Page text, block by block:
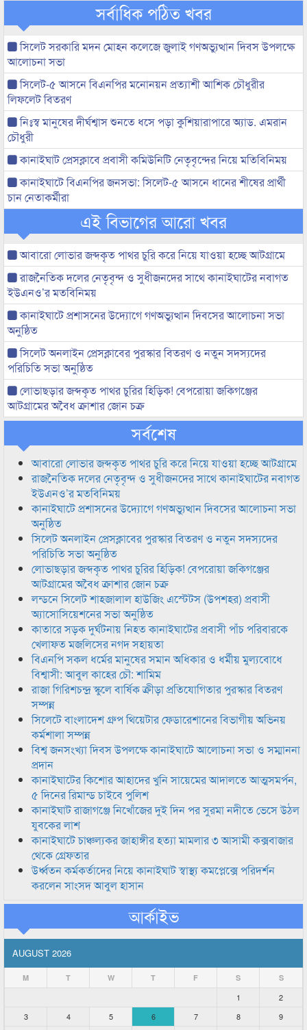
সর্বাধিক পঠিত খবর
সিলেট সরকারি মদন মোহন কলেজে জুলাই গণঅভ্যুত্থান দিবস উপলক্ষে
আলোচনা সভা
সিলেট-৫ আসনে বিএনপির মনোনয়ন প্রত্যাশী আশিক চৌধুরীর
লিফলেট বিতরণ
নিঃস্ব মানুষের দীর্ঘশ্বাস শুনতে ধসে পড়া কুশিয়ারাপারে অ্যাড. এমরান
চৌধুরী
কানাইঘাট প্রেসক্লাবে প্রবাসী কমিউনিটি নেতৃবৃন্দের নিয়ে মতিবিনিময়
কানাইঘাটে বিএনপির জনসভা: সিলেট-৫ আসনে ধানের শীষের প্রার্থী
চান নেতাকর্মীরা
এই বিভাগের আরো খবর
আবারো লোভার জব্দকৃত পাথর চুরি করে নিয়ে যাওয়া হচ্ছে আটগ্রামে
রাজনৈতিক দলের নেতৃবৃন্দ ও সুধীজনদের সাথে কানাইঘাটের নবাগত
ইউএনও’র মতবিনিময়
কানাইঘাটে প্রশাসনের উদ্যোগে গণঅভ্যুত্থান দিবসের আলোচনা সভা
অনুষ্ঠিত
সিলেট অনলাইন প্রেসক্লাবের পুরস্কার বিতরণ ও নতুন সদস্যদের
পরিচিতি সভা অনুষ্ঠিত
লোভাছড়ার জব্দকৃত পাথর চুরির হিড়িক! বেপরোয়া জকিগঞ্জের
আটগ্রামের অবৈধ ক্রাশার জোন চক্র
সর্বশেষ
আবারো লোভার জব্দকৃত পাথর চুরি করে নিয়ে যাওয়া হচ্ছে আটগ্রামে
রাজনৈতিক দলের নেতৃবৃন্দ ও সুধীজনদের সাথে কানাইঘাটের নবাগত
ইউএনও’র মতবিনিময়
কানাইঘাটে প্রশাসনের উদ্যোগে গণঅভ্যুত্থান দিবসের আলোচনা সভা
অনুষ্ঠিত
সিলেট অনলাইন প্রেসক্লাবের পুরস্কার বিতরণ ও নতুন সদস্যদের
পরিচিতি সভা অনুষ্ঠিত
লোভাছড়ার জব্দকৃত পাথর চুরির হিড়িক! বেপরোয়া জকিগঞ্জের
আটগ্রামের অবৈধ ক্রাশার জোন চক্র
লন্ডনে সিলেট শাহজালাল হাউজিং এস্টেটস (উপশহর) প্রবাসী
অ্যাসোসিয়েশনের সভা অনুষ্ঠিত
কাতারে সড়ক দুর্ঘটনায় নিহত কানাইঘাটের প্রবাসী পাঁচ পরিবারকে
খেলাফত মজলিসের নগদ সহায়তা
বিএনপি সকল ধর্মের মানুষের সমান অধিকার ও ধর্মীয় মুল্যবোধে
বিশ্বাসী: আবুল কাহের চৌ: শামিম
রাজা গিরিশচন্দ্র স্কুলে বার্ষিক ক্রীড়া প্রতিযোগিতার পুরস্কার বিতরণ
সম্পন্ন
সিলেটে বাংলাদেশ গ্রুপ থিয়েটার ফেডারেশানের বিভাগীয় অভিনয়
কর্মশালা সম্পন্ন
বিশ্ব জনসংখ্যা দিবস উপলক্ষে কানাইঘাটে আলোচনা সভা ও সম্মাননা
প্রদান
কানাইঘাটের কিশোর আহাদের খুনি সায়েমের আদালতে আত্মসমর্পন,
৫ দিনের রিমান্ড চাইবে পুলিশ
কানাইঘাট রাজাগঞ্জে নিখোঁজের দুই দিন পর সুরমা নদীতে ভেসে উঠল
যুবকের লাশ
কানাইঘাটে চাঞ্চল্যকর জাহাঙ্গীর হত্যা মামলার ৩ আসামী কক্সবাজার
থেকে গ্রেফতার
উর্ধ্বতন কর্মকর্তাদের নিয়ে কানাইঘাট স্বাস্থ্য কমপ্লেক্সে পরিদর্শন
করলেন সাংসদ আবুল হাসান
আর্কাইভ
AUGUST 2026
M T W T F S S
1
2
3
4 5 6 7 8 9